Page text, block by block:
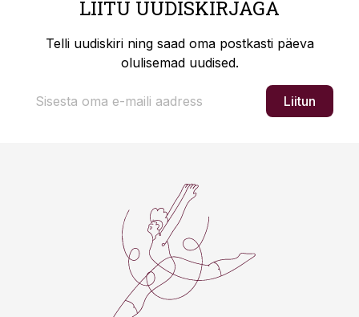
LIITU UUDISKIRJAGA
Telli uudiskiri ning saad oma postkasti päeva
olulisemad uudised.
Liitun